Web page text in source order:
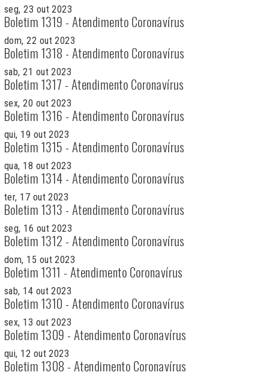
seg, 23 out 2023
Boletim 1319 - Atendimento Coronavírus
dom, 22 out 2023
Boletim 1318 - Atendimento Coronavírus
sab, 21 out 2023
Boletim 1317 - Atendimento Coronavírus
sex, 20 out 2023
Boletim 1316 - Atendimento Coronavírus
qui, 19 out 2023
Boletim 1315 - Atendimento Coronavírus
qua, 18 out 2023
Boletim 1314 - Atendimento Coronavírus
ter, 17 out 2023
Boletim 1313 - Atendimento Coronavírus
seg, 16 out 2023
Boletim 1312 - Atendimento Coronavírus
dom, 15 out 2023
Boletim 1311 - Atendimento Coronavírus
sab, 14 out 2023
Boletim 1310 - Atendimento Coronavírus
sex, 13 out 2023
Boletim 1309 - Atendimento Coronavírus
qui, 12 out 2023
Boletim 1308 - Atendimento Coronavírus